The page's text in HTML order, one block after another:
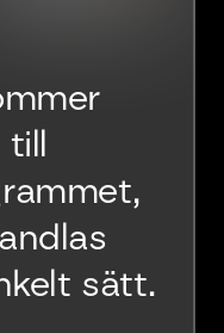
till
sätt.